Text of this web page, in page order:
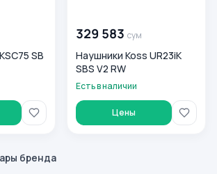
SB
329 583 сум
Наушники Koss UR23iK
SBS V2 RW
Есть в наличии
Цены
бренда